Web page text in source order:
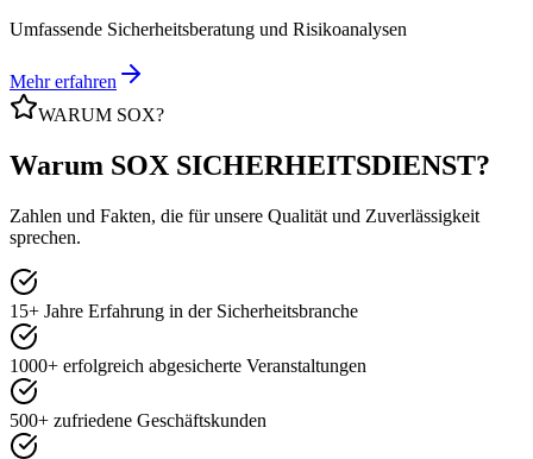
Umfassende Sicherheitsberatung und Risikoanalysen
Mehr erfahren
WARUM SOX?
Warum SOX SICHERHEITSDIENST?
Zahlen und Fakten, die für unsere Qualität und Zuverlässigkeit
sprechen.
15+ Jahre Erfahrung in der Sicherheitsbranche
1000+ erfolgreich abgesicherte Veranstaltungen
500+ zufriedene Geschäftskunden